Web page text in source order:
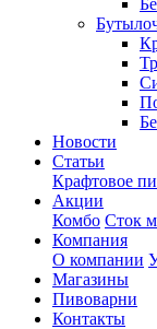
Новости
Статьи
Крафтовое
Акции
Комбо Сток
Компания
О компании
Магазины
Пивоварни
Контакты